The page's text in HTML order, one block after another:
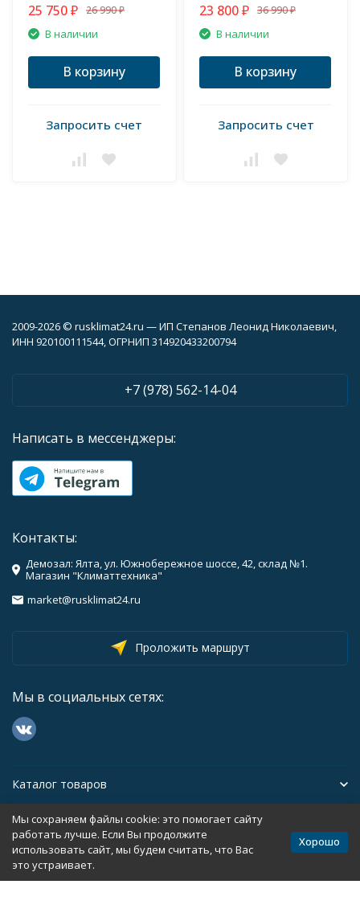
25 750 ₽ 26 990 ₽
В наличии
В корзину
Запросить счет
23 800 ₽ 36 990 ₽
В наличии
В корзину
Запросить счет
2009-2026 © rusklimat24.ru — ИП Степанов Леонид Николаевич,
ИНН 920100111544, ОГРНИП 314920433200794
+7 (978) 562-14-04
Написать в мессенджеры:
Контакты:
Демозал: Ялта, ул. Южнобережное шоссе, 42, склад №1.
Магазин "Климаттехника"
market@rusklimat24.ru
Проложить маршрут
Мы в социальных сетях:
Каталог товаров
Помощь
Политика персональных данных
Мы сохраняем файлы cookie: это помогает сайту
работать лучше. Если Вы продолжите
использовать сайт, мы будем считать, что Вас
это устраивает.
Хорошо